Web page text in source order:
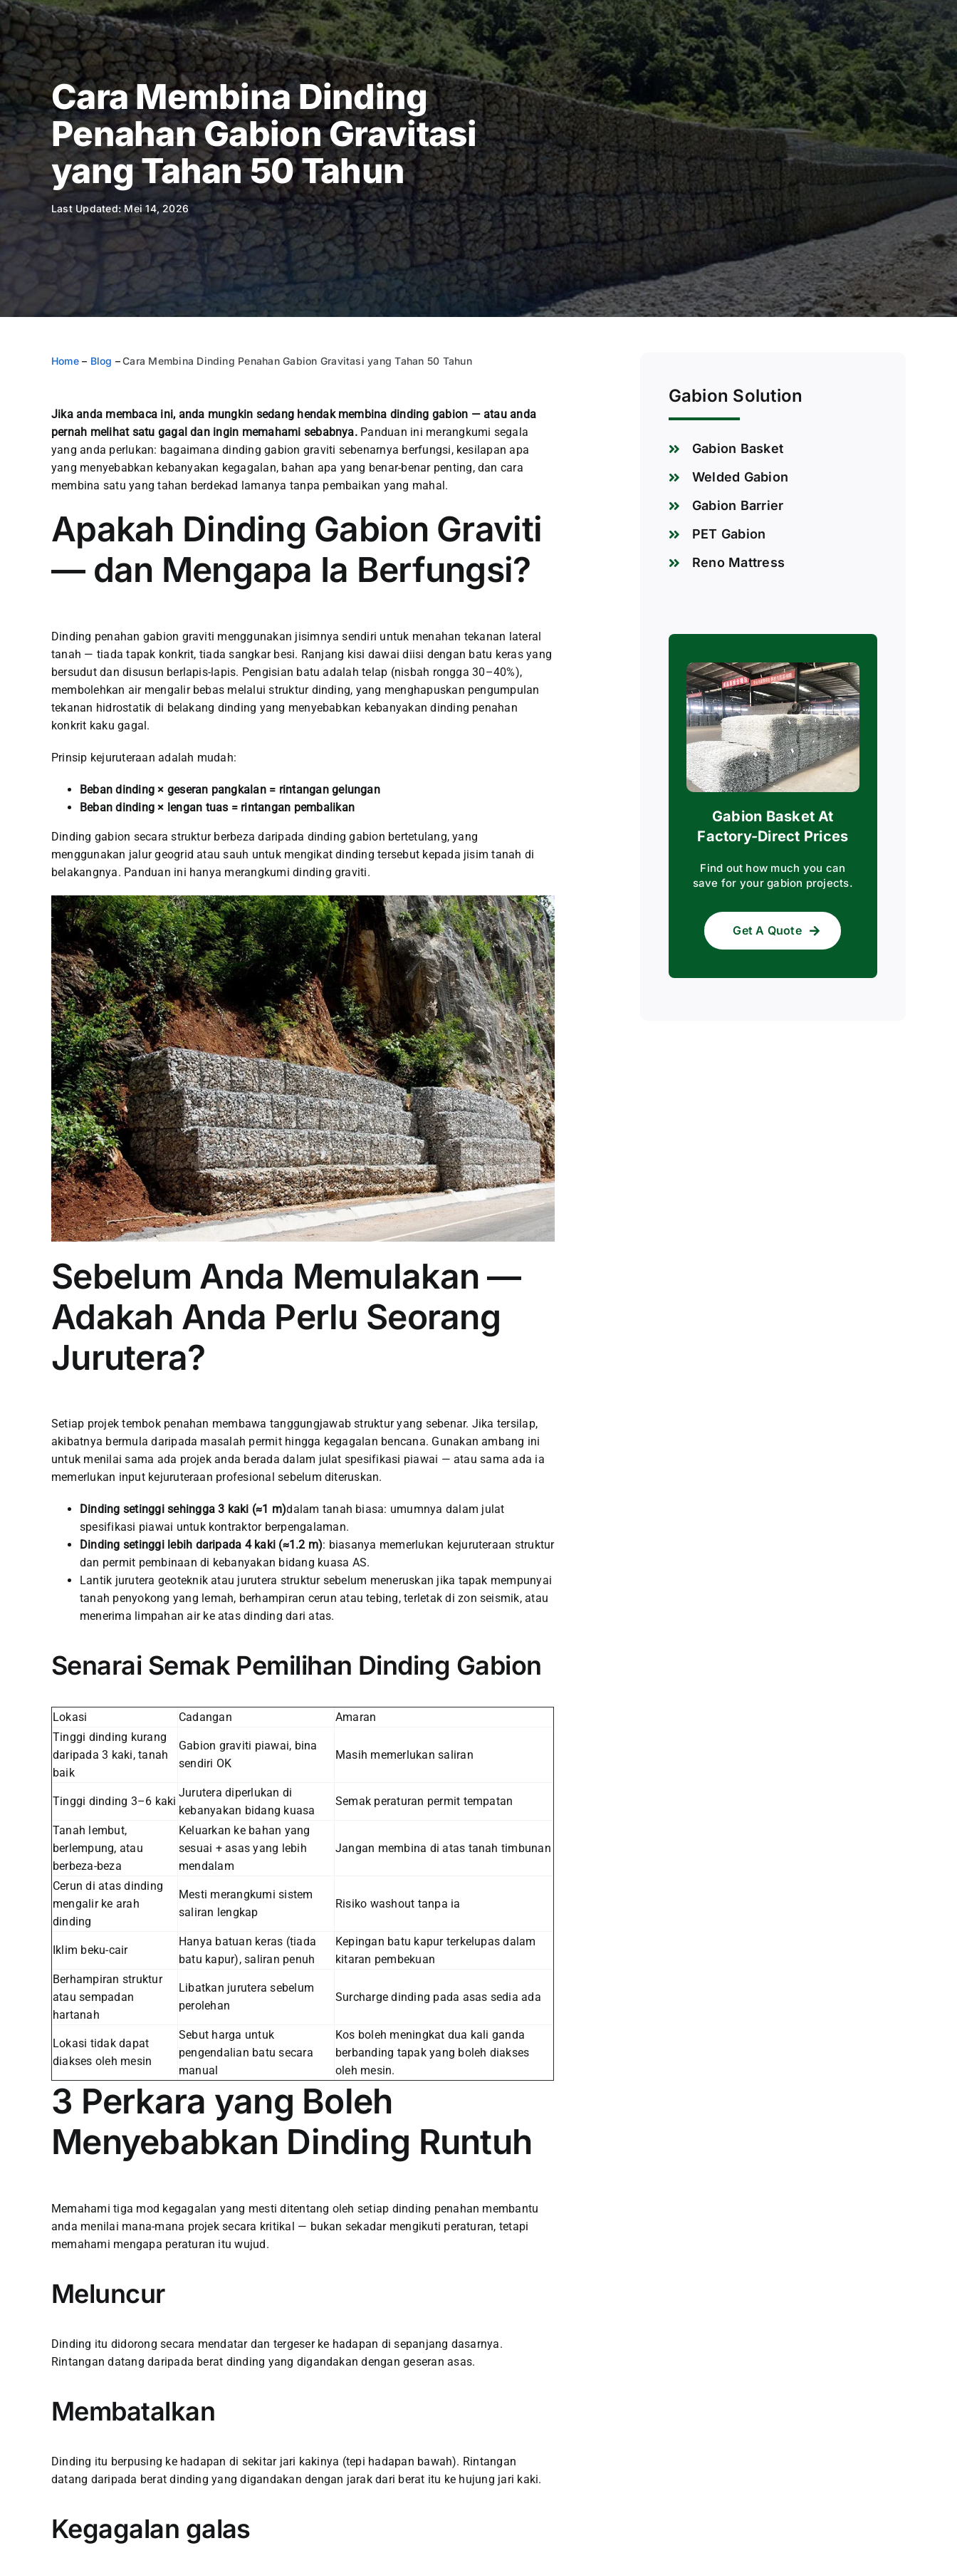
Skip
to
content
Cara Membina Dinding
Penahan Gabion Gravitasi
yang Tahan 50 Tahun
Last Updated: Mei 14, 2026
Home– Blog –Cara Membina Dinding Penahan Gabion Gravitasi yang Tahan 50 Tahun
Jika anda membaca ini, anda mungkin sedang hendak membina dinding gabion — atau anda
pernah melihat satu gagal dan ingin memahami sebabnya.Panduan ini merangkumi segala
yang anda perlukan: bagaimana dinding gabion graviti sebenarnya berfungsi, kesilapan apa
yang menyebabkan kebanyakan kegagalan, bahan apa yang benar-benar penting, dan cara
membina satu yang tahan berdekad lamanya tanpa pembaikan yang mahal.
Apakah Dinding Gabion Graviti
— dan Mengapa Ia Berfungsi?
Dinding penahan gabion graviti menggunakan jisimnya sendiri untuk menahan tekanan lateral
tanah — tiada tapak konkrit, tiada sangkar besi. Ranjang kisi dawai diisi dengan batu keras yang
bersudut dan disusun berlapis-lapis. Pengisian batu adalah telap (nisbah rongga 30–40%),
membolehkan air mengalir bebas melalui struktur dinding, yang menghapuskan pengumpulan
tekanan hidrostatik di belakang dinding yang menyebabkan kebanyakan dinding penahan
konkrit kaku gagal.
Prinsip kejuruteraan adalah mudah:
Beban dinding × geseran pangkalan = rintangan gelungan
Beban dinding × lengan tuas = rintangan pembalikan
Dinding gabion secara struktur berbeza daripada dinding gabion bertetulang, yang
menggunakan jalur geogrid atau sauh untuk mengikat dinding tersebut kepada jisim tanah di
belakangnya. Panduan ini hanya merangkumi dinding graviti.
Sebelum Anda Memulakan —
Adakah Anda Perlu Seorang
Jurutera?
Setiap projek tembok penahan membawa tanggungjawab struktur yang sebenar. Jika tersilap,
akibatnya bermula daripada masalah permit hingga kegagalan bencana. Gunakan ambang ini
untuk menilai sama ada projek anda berada dalam julat spesifikasi piawai — atau sama ada ia
memerlukan input kejuruteraan profesional sebelum diteruskan.
Dinding setinggi sehingga 3 kaki (≈1 m)dalam tanah biasa: umumnya dalam julat
spesifikasi piawai untuk kontraktor berpengalaman.
Dinding setinggi lebih daripada 4 kaki (≈1.2 m): biasanya memerlukan kejuruteraan struktur
dan permit pembinaan di kebanyakan bidang kuasa AS.
Lantik jurutera geoteknik atau jurutera struktur sebelum meneruskan jika tapak mempunyai
tanah penyokong yang lemah, berhampiran cerun atau tebing, terletak di zon seismik, atau
menerima limpahan air ke atas dinding dari atas.
Senarai Semak Pemilihan Dinding Gabion
Lokasi Cadangan
Amaran
Tinggi dinding kurang
daripada 3 kaki, tanah
baik
Gabion graviti piawai, bina
sendiri OK
Masih memerlukan saliran
Tinggi dinding 3–6 kaki
Jurutera diperlukan di
kebanyakan bidang kuasa
Semak peraturan permit tempatan
Tanah lembut,
berlempung, atau
berbeza-beza
Keluarkan ke bahan yang
sesuai + asas yang lebih
mendalam
Jangan membina di atas tanah timbunan
Cerun di atas dinding
mengalir ke arah
dinding
Mesti merangkumi sistem
saliran lengkap
Risiko washout tanpa ia
Iklim beku-cair
Hanya batuan keras (tiada
batu kapur), saliran penuh
Kepingan batu kapur terkelupas dalam
kitaran pembekuan
Berhampiran struktur
atau sempadan
hartanah
Libatkan jurutera sebelum
perolehan
Surcharge dinding pada asas sedia ada
Lokasi tidak dapat
diakses oleh mesin
Sebut harga untuk
pengendalian batu secara
manual
Kos boleh meningkat dua kali ganda
berbanding tapak yang boleh diakses
oleh mesin.
3 Perkara yang Boleh
Menyebabkan Dinding Runtuh
Memahami tiga mod kegagalan yang mesti ditentang oleh setiap dinding penahan membantu
anda menilai mana-mana projek secara kritikal — bukan sekadar mengikuti peraturan, tetapi
memahami mengapa peraturan itu wujud.
Meluncur
Dinding itu didorong secara mendatar dan tergeser ke hadapan di sepanjang dasarnya.
Rintangan datang daripada berat dinding yang digandakan dengan geseran asas.
Membatalkan
Dinding itu berpusing ke hadapan di sekitar jari kakinya (tepi hadapan bawah). Rintangan
datang daripada berat dinding yang digandakan dengan jarak dari berat itu ke hujung jari kaki.
Kegagalan galas
Gabion Solution
Gabion Basket
Welded Gabion
Gabion Barrier
PET Gabion
Reno Mattress
Gabion Basket At
Factory-Direct Prices
Find out how much you can
save for your gabion projects.
Get A Quote